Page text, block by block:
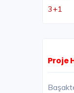
3+1
Proje